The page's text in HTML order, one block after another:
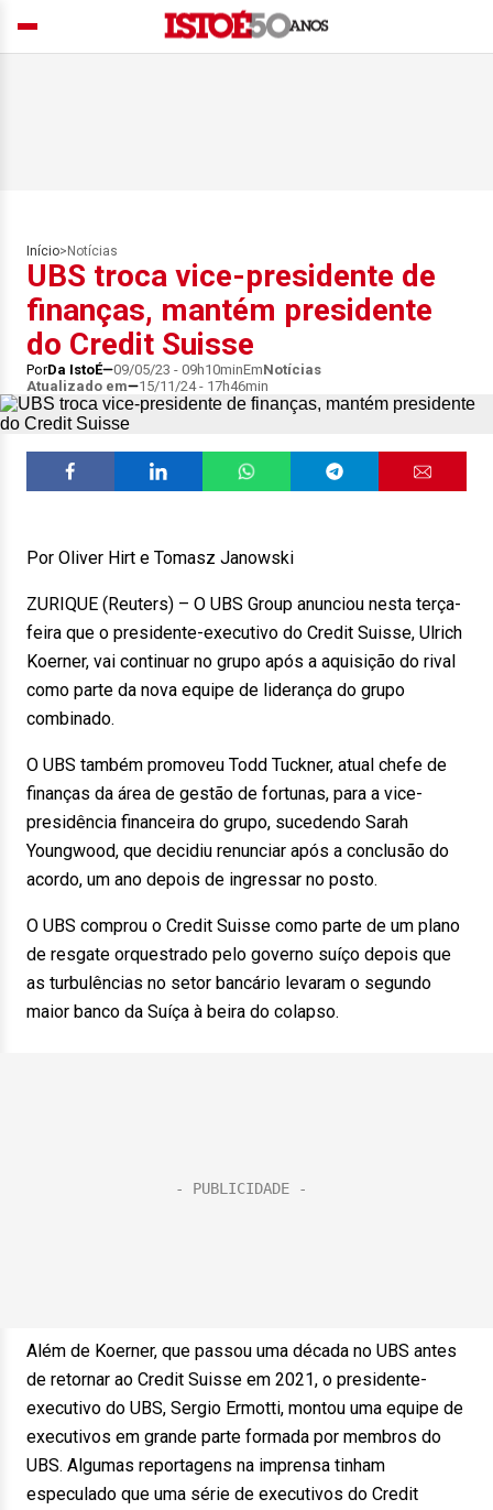
Início> Notícias
UBS troca vice-presidente de
finanças, mantém presidente
do Credit Suisse
PorDa IstoÉ 09/05/23 - 09h10minEmNotícias
Atualizado em
15/11/24 - 17h46min
Por Oliver Hirt e Tomasz Janowski
ZURIQUE (Reuters) – O UBS Group anunciou nesta terça-
feira que o presidente-executivo do Credit Suisse, Ulrich
Koerner, vai continuar no grupo após a aquisição do rival
como parte da nova equipe de liderança do grupo
combinado.
O UBS também promoveu Todd Tuckner, atual chefe de
finanças da área de gestão de fortunas, para a vice-
presidência financeira do grupo, sucedendo Sarah
Youngwood, que decidiu renunciar após a conclusão do
acordo, um ano depois de ingressar no posto.
O UBS comprou o Credit Suisse como parte de um plano
de resgate orquestrado pelo governo suíço depois que
as turbulências no setor bancário levaram o segundo
maior banco da Suíça à beira do colapso.
Além de Koerner, que passou uma década no UBS antes
de retornar ao Credit Suisse em 2021, o presidente-
executivo do UBS, Sergio Ermotti, montou uma equipe de
executivos em grande parte formada por membros do
UBS. Algumas reportagens na imprensa tinham
especulado que uma série de executivos do Credit